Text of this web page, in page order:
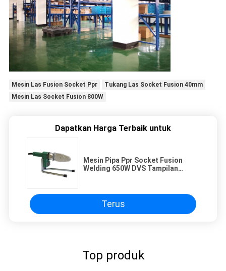
Mesin Las Fusion Socket Ppr
Tukang Las Socket Fusion 40mm
Mesin Las Socket Fusion 800W
Dapatkan Harga Terbaik untuk
Mesin Pipa Ppr Socket Fusion
Welding 650W DVS Tampilan
Terus
Top produk